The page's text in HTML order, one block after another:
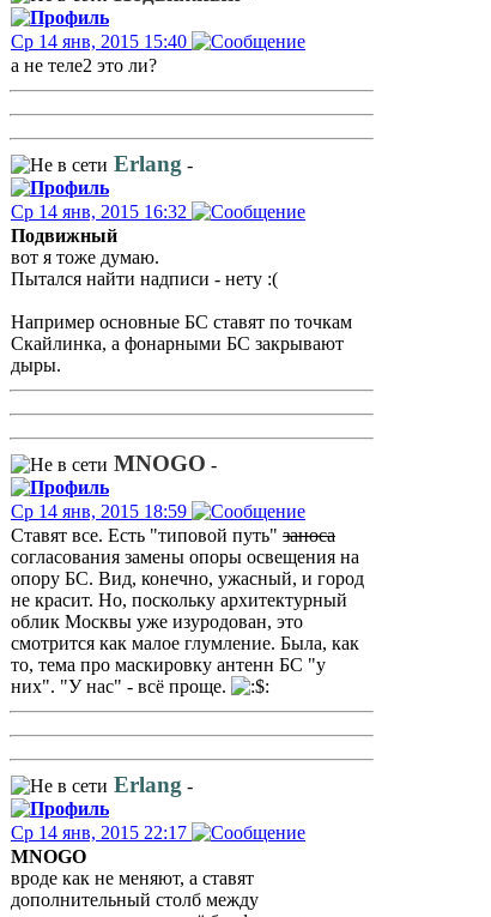
Ср 14 янв, 2015 15:40
а не теле2 это ли?
Erlang -
Ср 14 янв, 2015 16:32
Подвижный
вот я тоже думаю.
Пытался найти надписи - нету :(
Например основные БС ставят по точкам
Скайлинка, а фонарными БС закрывают
дыры.
MNOGO -
Ср 14 янв, 2015 18:59
Ставят все. Есть "типовой путь" заноса
согласования замены опоры освещения на
опору БС. Вид, конечно, ужасный, и город
не красит. Но, поскольку архитектурный
облик Москвы уже изуродован, это
смотрится как малое глумление. Была, как
то, тема про маскировку антенн БС "у
них". "У нас" - всё проще.
Erlang -
Ср 14 янв, 2015 22:17
MNOGO
вроде как не меняют, а ставят
дополнительный столб между